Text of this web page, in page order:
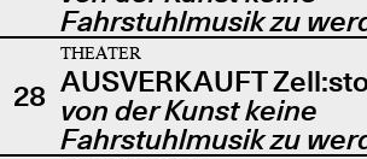
Fahrstuhlmusik zu
28
THEATER
AUSVERKAUFT
von der Kunst keine
Fahrstuhlmusik zu